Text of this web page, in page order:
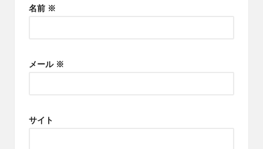
名前 ※
メール ※
サイト